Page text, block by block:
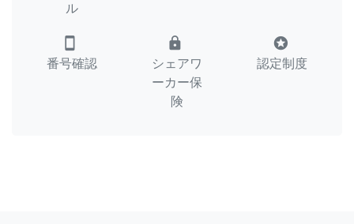
ル
smartphone
番号確認
lock
シェアワ
ーカー保
険
stars
認定制度